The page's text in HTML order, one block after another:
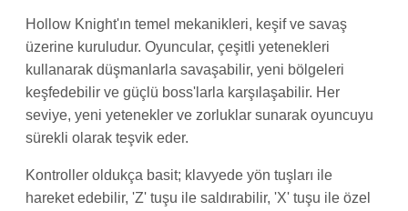
Hollow Knight'ın temel mekanikleri, keşif ve savaş
üzerine kuruludur. Oyuncular, çeşitli yetenekleri
kullanarak düşmanlarla savaşabilir, yeni bölgeleri
keşfedebilir ve güçlü boss'larla karşılaşabilir. Her
seviye, yeni yetenekler ve zorluklar sunarak oyuncuyu
sürekli olarak teşvik eder.
Kontroller oldukça basit; klavyede yön tuşları ile
hareket edebilir, 'Z' tuşu ile saldırabilir, 'X' tuşu ile özel